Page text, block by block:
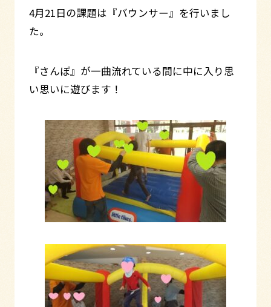
4月21日の課題は『バウンサー』を行いまし
た。
『さんぽ』が一曲流れている間に中に入り思
い思いに遊びます！